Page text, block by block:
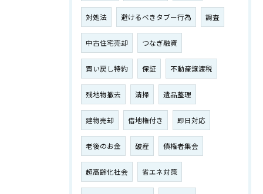
対処法 避けるべきタブー行為 調査
中古住宅売却 つなぎ融資
買い戻し特約 保証 不動産譲渡税
残地物撤去 清掃 遺品整理
建物売却 借地権付き 即日対応
老後のお金 破産 債権者集会
超高齢化社会 省エネ対策